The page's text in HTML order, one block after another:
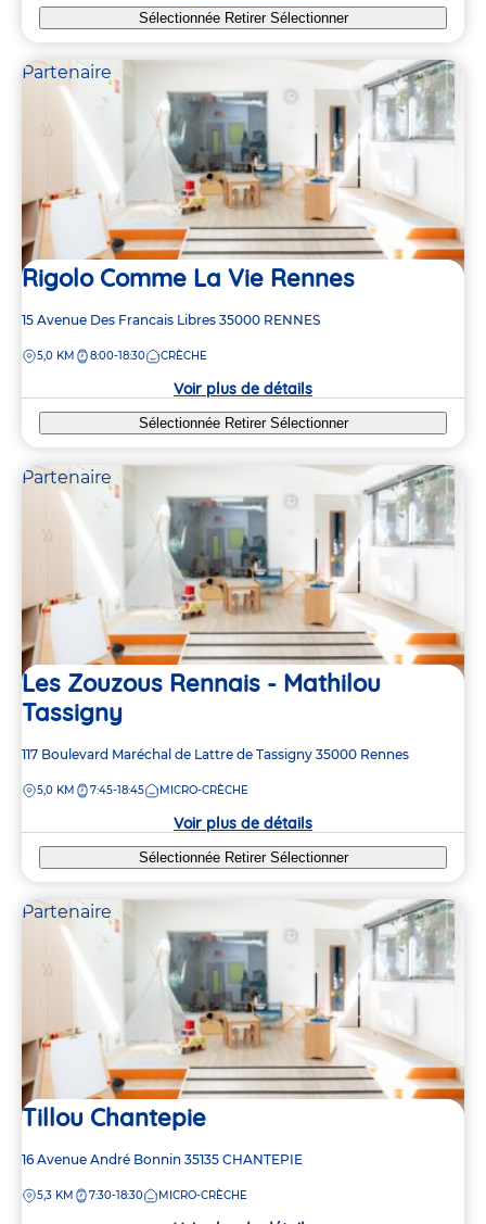
Sélectionnée Retirer Sélectionner
Partenaire
Rigolo Comme La Vie Rennes
Adresse
la
15 Avenue Des Francais Libres 35000 RENNES
DISTANCE
5,0 KM 8:00-18:30 CRÈCHE
Voir plus de détails
Sélectionnée Retirer Sélectionner
Partenaire
Les Zouzous Rennais - Mathilou
Tassigny
Adresse
la
117 Boulevard Maréchal de Lattre de Tassigny 35000 Rennes
DISTANCE
5,0 KM 7:45-18:45 MICRO-CRÈCHE
Voir plus de détails
Sélectionnée Retirer Sélectionner
Partenaire
Tillou Chantepie
Adresse
la
16 Avenue André Bonnin 35135 CHANTEPIE
DISTANCE
5,3 KM 7:30-18:30 MICRO-CRÈCHE